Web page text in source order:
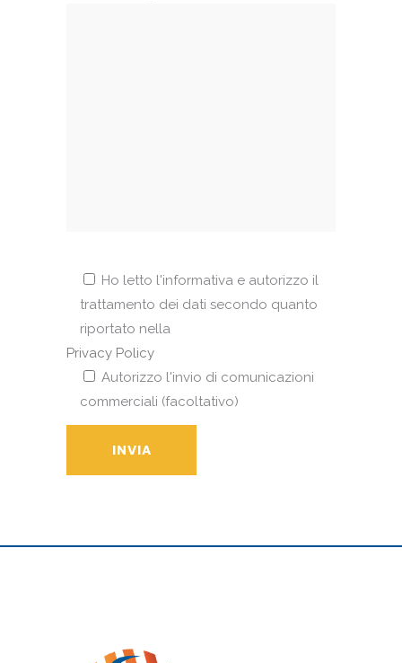
Ho letto l'informativa e autorizzo il
trattamento dei dati secondo quanto
riportato nella
Privacy Policy
Autorizzo l'invio di comunicazioni
commerciali (facoltativo)